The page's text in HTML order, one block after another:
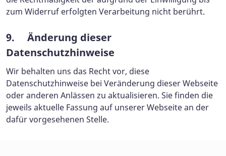
zum Widerruf erfolgten Verarbeitung nicht berührt.
9. Änderung dieser
Datenschutzhinweise
Wir behalten uns das Recht vor, diese
Datenschutzhinweise bei Veränderung dieser Webseite
oder anderen Anlässen zu aktualisieren. Sie finden die
jeweils aktuelle Fassung auf unserer Webseite an der
dafür vorgesehenen Stelle.